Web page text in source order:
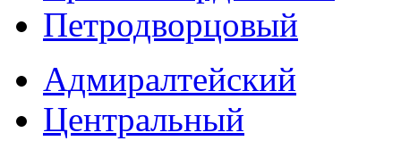
Петродворцовый
Адмиралтейский
Центральный